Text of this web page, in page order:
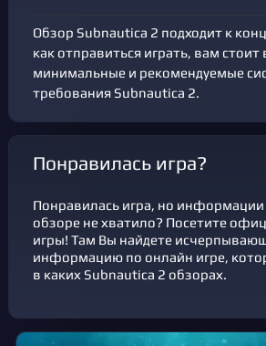
Обзор Subnautica 2 подходит к
как отправиться играть, вам стоит
минимальные и рекомендуемые
требования Subnautica 2.
Понравилась игра?
Понравилась игра, но информации
обзоре не хватило? Посетите
игры! Там Вы найдете
информацию по онлайн игре,
в каких Subnautica 2 обзорах.